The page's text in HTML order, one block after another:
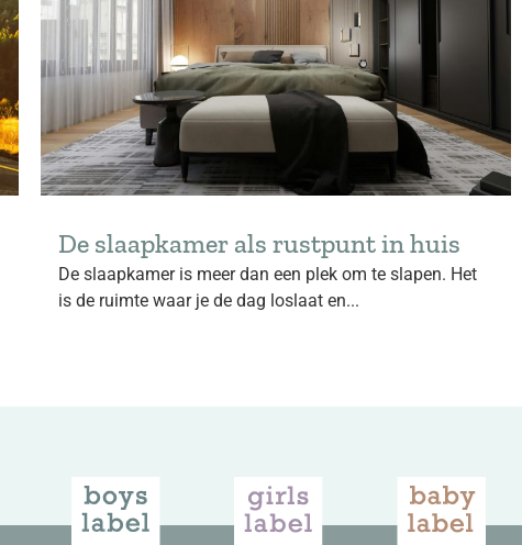
De slaapkamer als rustpunt in huis
De slaapkamer is meer dan een plek om te slapen. Het
is de ruimte waar je de dag loslaat en...